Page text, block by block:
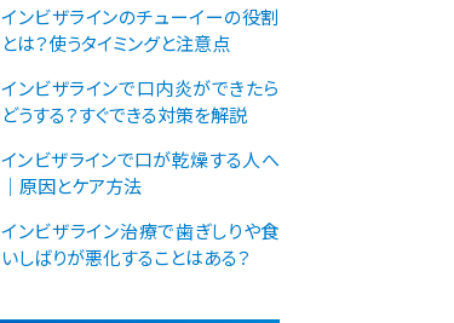
インビザラインのチューイーの役割
とは？使うタイミングと注意点
インビザラインで口内炎ができたら
どうする？すぐできる対策を解説
インビザラインで口が乾燥する人へ
｜原因とケア方法
インビザライン治療で歯ぎしりや食
いしばりが悪化することはある？